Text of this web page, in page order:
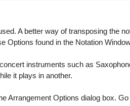
A better way of transposing the
Options found in the Notation
instruments such as
it plays in another.
Arrangement Options dialog box.